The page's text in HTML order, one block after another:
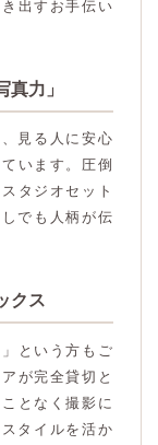
出すお手伝い
力」
見る人に安心
います。圧倒
タジオセット
でも人柄が伝
クス
という方もご
が完全貸切と
となく撮影に
タイルを活か